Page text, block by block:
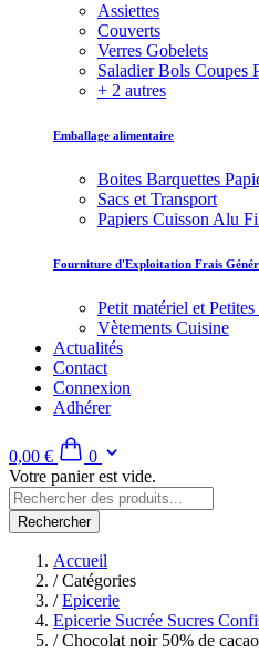
Assiettes
Couverts
Verres Gobelets
Saladier Bols Coupes
+ 2 autres
Emballage alimentaire
Boites Barquettes
Sacs et Transport
Papiers Cuisson Alu
Fourniture d'Exploitation Frais
Petit matériel et
Vètements Cuisine
Actualités
Contact
Connexion
Adhérer
0,00 €
0
Votre panier est vide.
Rechercher
Accueil
/Catégories
/ Epicerie
Epicerie Sucrée Sucres
/Chocolat noir 50% de